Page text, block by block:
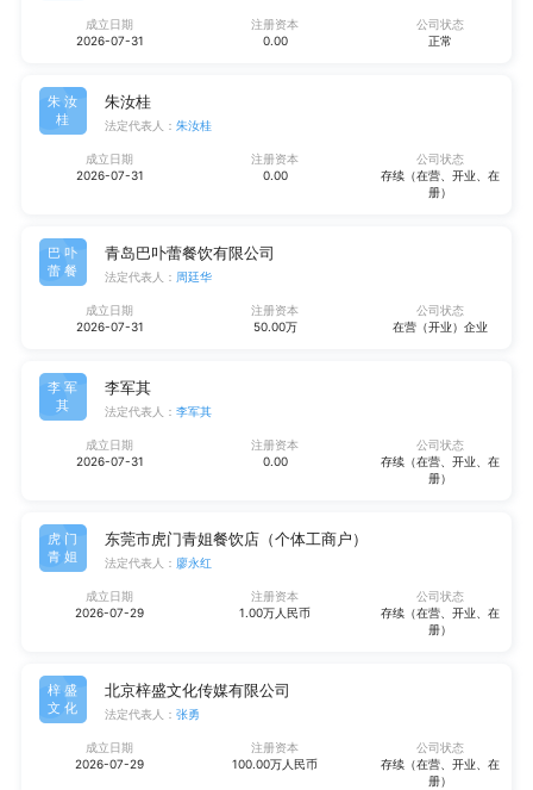
成立日期
2026-07-31
注册资本
0.00
公司状态
正常
朱汝
桂
朱汝桂
法定代表人： 朱汝桂
成立日期
2026-07-31
注册资本
0.00
公司状态
存续（在营、开业、在
册）
巴卟
蕾餐
青岛巴卟蕾餐饮有限公司
法定代表人： 周廷华
成立日期
2026-07-31
注册资本
50.00万
公司状态
在营（开业）企业
李军
其
李军其
法定代表人： 李军其
成立日期
2026-07-31
注册资本
0.00
公司状态
存续（在营、开业、在
册）
虎门
青姐
东莞市虎门青姐餐饮店（个体工商户）
法定代表人： 廖永红
成立日期
2026-07-29
注册资本
1.00万人民币
公司状态
存续（在营、开业、在
册）
梓盛
文化
北京梓盛文化传媒有限公司
法定代表人： 张勇
成立日期
2026-07-29
注册资本
100.00万人民币
公司状态
存续（在营、开业、在
册）